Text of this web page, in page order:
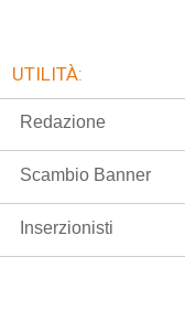
UTILITÀ:
Redazione
Scambio Banner
Inserzionisti